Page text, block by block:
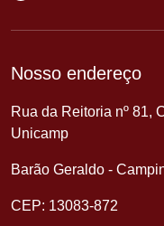
Nosso endereço
Rua da Reitoria nº 81,
Unicamp
Barão Geraldo -
CEP: 13083-872